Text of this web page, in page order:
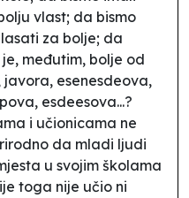
vlast; da bismo
za bolje; da
međutim, bolje od
esenesdeova,
esdeesova...?
i učionicama ne
da mladi ljudi
u svojim školama
toga nije učio ni